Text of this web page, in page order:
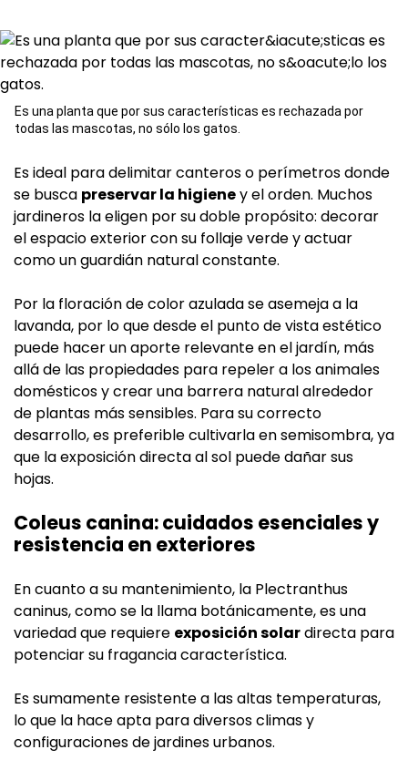
Es una planta que por sus características es rechazada por
todas las mascotas, no sólo los gatos.
Es ideal para delimitar canteros o perímetros donde
se busca preservar la higieney el orden. Muchos
jardineros la eligen por su doble propósito: decorar
el espacio exterior con su follaje verde y actuar
como un guardián natural constante.
Por la floración de color azulada se asemeja a la
lavanda, por lo que desde el punto de vista estético
puede hacer un aporte relevante en el jardín, más
allá de las propiedades para repeler a los animales
domésticos y crear una barrera natural alrededor
de plantas más sensibles. Para su correcto
desarrollo, es preferible cultivarla en semisombra, ya
que la exposición directa al sol puede dañar sus
hojas.
Coleus canina: cuidados esenciales y
resistencia en exteriores
En cuanto a su mantenimiento, la Plectranthus
caninus, como se la llama botánicamente, es una
variedad que requiere exposición solardirecta para
potenciar su fragancia característica.
Es sumamente resistente a las altas temperaturas,
lo que la hace apta para diversos climas y
configuraciones de jardines urbanos.